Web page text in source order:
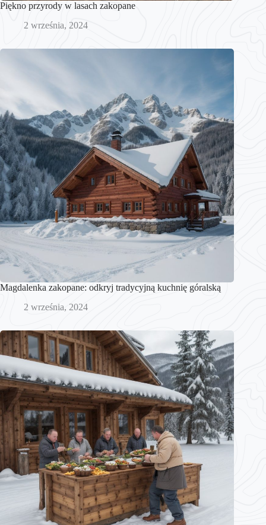
Piękno przyrody w lasach zakopane
2 września, 2024
Magdalenka zakopane: odkryj tradycyjną kuchnię góralską
2 września, 2024